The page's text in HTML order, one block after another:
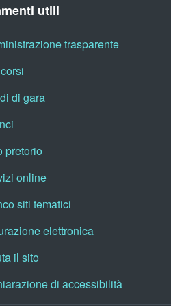
utili
trasparente
di gara
pretorio
online
siti tematici
elettronica
il sito
di accessibilità